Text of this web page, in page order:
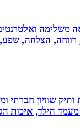
משלימה
הצלחה, שפע,
שוויון חברתי
מעמד הילד,